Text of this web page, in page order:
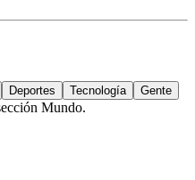
Deportes Tecnología Gente
Mundo.